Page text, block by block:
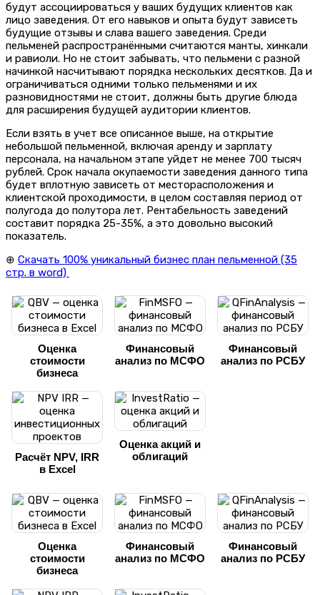
будут ассоциироваться у ваших будущих клиентов как
лицо заведения. От его навыков и опыта будут зависеть
будущие отзывы и слава вашего заведения. Среди
пельменей распространёнными считаются манты, хинкали
и равиоли. Но не стоит забывать, что пельмени с разной
начинкой насчитывают порядка нескольких десятков. Да и
ограничиваться одними только пельменями и их
разновидностями не стоит, должны быть другие блюда
для расширения будущей аудитории клиентов.
Если взять в учет все описанное выше, на открытие
небольшой пельменной, включая аренду и зарплату
персонала, на начальном этапе уйдет не менее 700 тысяч
рублей. Срок начала окупаемости заведения данного типа
будет вплотную зависеть от месторасположения и
клиентской проходимости, в целом составляя период от
полугода до полутора лет. Рентабельность заведений
составит порядка 25-35%, а это довольно высокий
показатель.
⊕ Скачать 100% уникальный бизнес план пельменной (35
стр. в word)
Оценка
стоимости
бизнеса
Финансовый
анализ по МСФО
Финансовый
анализ по РСБУ
Расчёт NPV, IRR
в Excel
Оценка акций и
облигаций
Оценка
стоимости
бизнеса
Финансовый
анализ по МСФО
Финансовый
анализ по РСБУ